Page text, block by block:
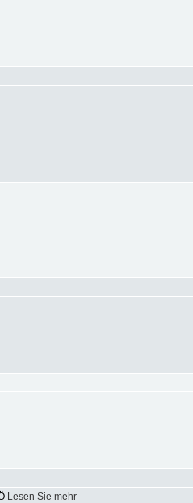
Lesen Sie mehr